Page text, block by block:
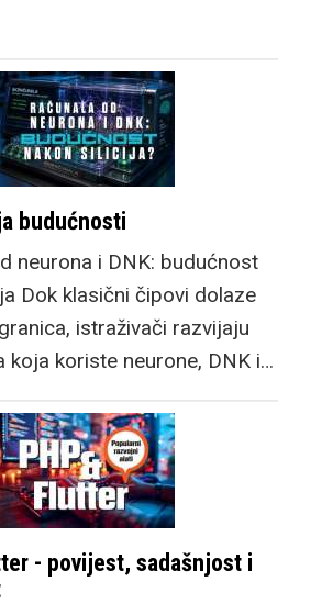
budućnosti
neurona i DNK: budućnost
Dok klasični čipovi dolaze
istraživači razvijaju
koja koriste neurone, DNK i…
- povijest, sadašnjost i